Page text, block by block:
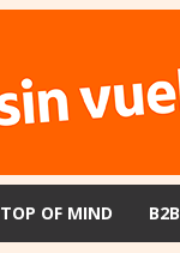
TOP OF MIND B2B